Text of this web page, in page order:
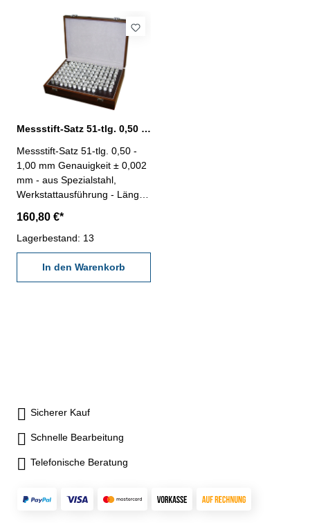
Messstift-Satz 51-tlg. 0,50 - 1,00 mm aus Spezialstahl
Messstift-Satz 51-tlg. 0,50 -
1,00 mm Genauigkeit ± 0,002
mm - aus Spezialstahl,
Werkstattausführung - Länge:
Anzahl/Satz: 51 Stufung: 0,01
mm Messbereich: 0,50 - 1,00
mm
160,80 €*
Lagerbestand: 13
In den Warenkorb
Sicherer Kauf
Schnelle Bearbeitung
Telefonische Beratung